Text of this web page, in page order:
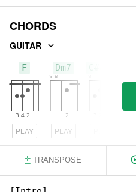
CHORDS
GUITAR
F
PLAY
Dm7
PLAY
TRANSPOSE